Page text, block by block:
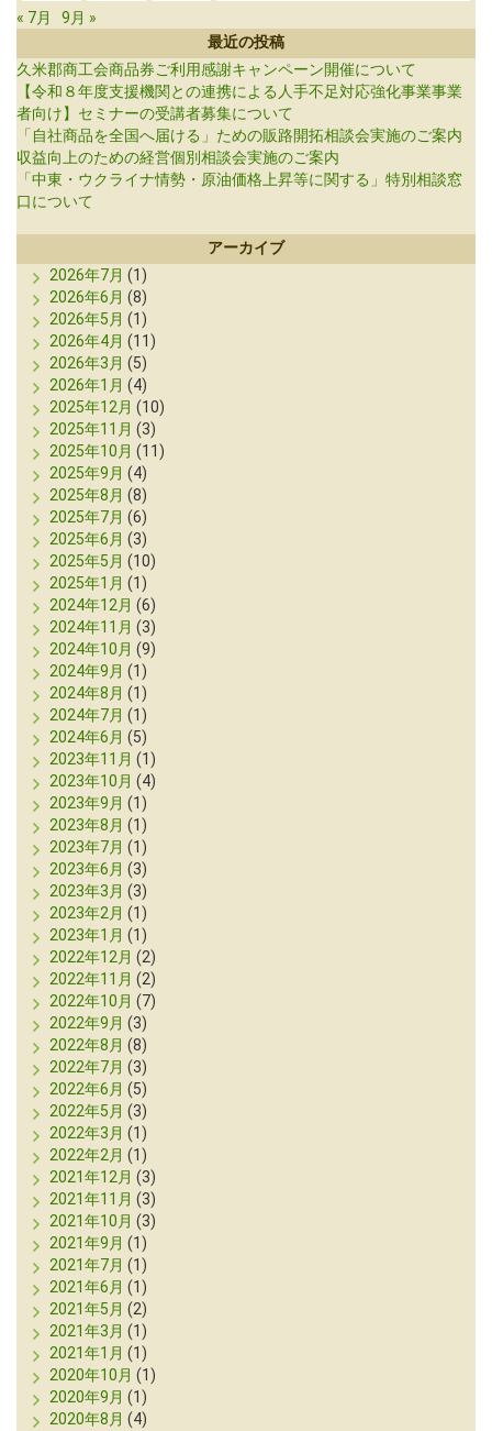
« 7月
9月 »
最近の投稿
久米郡商工会商品券ご利用感謝キャンペーン開催について
【令和８年度支援機関との連携による人手不足対応強化事業事業
者向け】セミナーの受講者募集について
「自社商品を全国へ届ける」ための販路開拓相談会実施のご案内
収益向上のための経営個別相談会実施のご案内
「中東・ウクライナ情勢・原油価格上昇等に関する」特別相談窓
口について
アーカイブ
2026年7月 (1)
2026年6月 (8)
2026年5月 (1)
2026年4月 (11)
2026年3月 (5)
2026年1月 (4)
2025年12月 (10)
2025年11月 (3)
2025年10月 (11)
2025年9月 (4)
2025年8月 (8)
2025年7月 (6)
2025年6月 (3)
2025年5月 (10)
2025年1月 (1)
2024年12月 (6)
2024年11月 (3)
2024年10月 (9)
2024年9月 (1)
2024年8月 (1)
2024年7月 (1)
2024年6月 (5)
2023年11月 (1)
2023年10月 (4)
2023年9月 (1)
2023年8月 (1)
2023年7月 (1)
2023年6月 (3)
2023年3月 (3)
2023年2月 (1)
2023年1月 (1)
2022年12月 (2)
2022年11月 (2)
2022年10月 (7)
2022年9月 (3)
2022年8月 (8)
2022年7月 (3)
2022年6月 (5)
2022年5月 (3)
2022年3月 (1)
2022年2月 (1)
2021年12月 (3)
2021年11月 (3)
2021年10月 (3)
2021年9月 (1)
2021年7月 (1)
2021年6月 (1)
2021年5月 (2)
2021年3月 (1)
2021年1月 (1)
2020年10月 (1)
2020年9月 (1)
2020年8月 (4)